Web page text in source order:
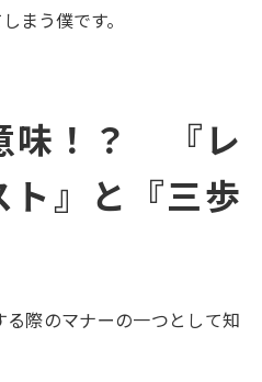
まう僕です。
味！？ 『レ
ト』と『三歩
際のマナーの一つとして知